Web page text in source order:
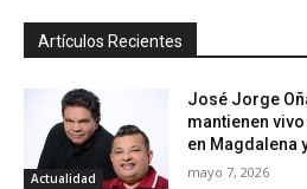
Artículos Recientes
Actualidad
José Jorge
mantienen
en Magdalena
mayo 7, 2026